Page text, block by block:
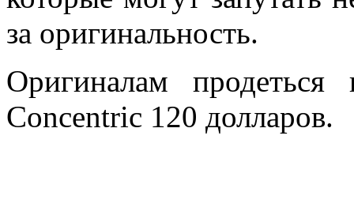
за оригинальность.
Оригиналам
Concentric 120 долларов.